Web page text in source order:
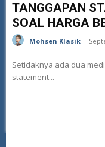
TANGGAPAN
SOAL HARGA
Mohsen Klasik -
Setidaknya ada dua
statement...